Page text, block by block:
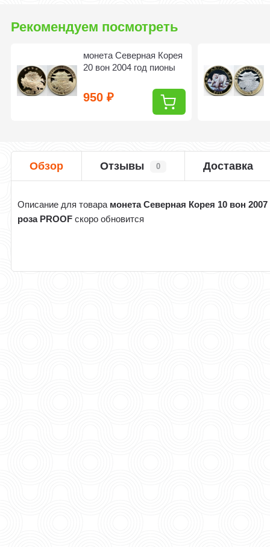
Рекомендуем посмотреть
монета Северная Корея
20 вон 2004 год пионы
950₽
Обзор Отзывы 0 Доставка
Описание для товара монета Северная Корея 10 вон 2007
роза PROOF скоро обновится